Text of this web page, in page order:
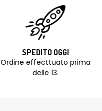
SPEDITO OGGI
Ordine effecttuato prima
delle 13.